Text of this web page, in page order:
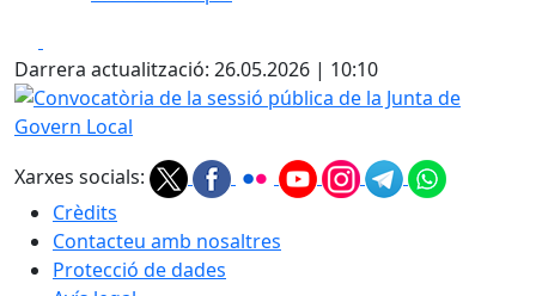
Darrera actualització: 26.05.2026 | 10:10
Convocatòria de la sessió pública de la Junta de Govern
Xarxes socials:
Crèdits
Contacteu amb nosaltres
Protecció de dades